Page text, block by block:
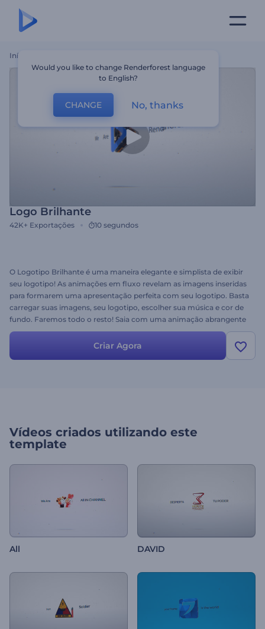
Início
Logo Brilhante
42K+ Exportações 10 segundos
O Logotipo Brilhante é uma maneira elegante e simplista de exibir
seu logotipo! As animações em fluxo revelam as imagens inseridas
para formarem uma apresentação perfeita com seu logotipo. Basta
carregar suas imagens, seu logotipo, escolher sua música e cor de
fundo. Faremos todo o resto! Saia com uma animação abrangente
de logotipo em minutos. Experimente grátis!
Criar Agora
Vídeos criados utilizando este
template
All DAVID
Would you like to change Renderforest language
to English?
CHANGE No, thanks